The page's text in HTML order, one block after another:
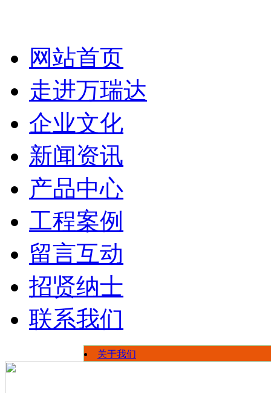
网站首页
走进万瑞达
企业文化
新闻资讯
产品中心
工程案例
留言互动
招贤纳士
联系我们
关于我们